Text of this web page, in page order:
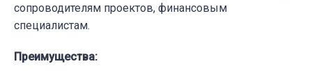
сопроводителям проектов, финансовым
специалистам.
Преимущества: